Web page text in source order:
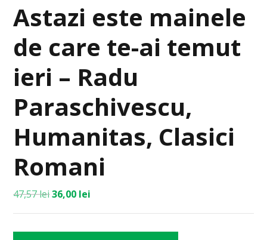
Astazi este mainele
de care te-ai temut
ieri – Radu
Paraschivescu,
Humanitas, Clasici
Romani
47,57lei36,00 lei